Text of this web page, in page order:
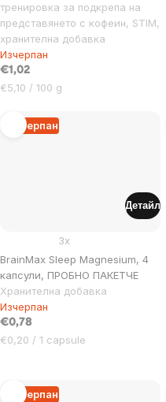
тренировка за подкрепа на
представянето с кофеин, STIM,
хранителна добавка
Изчерпан
€1,02
Цена
мярка:
€5,10 / 100 g
Изчерпан
BrainMax Sleep Magnesium, 4
капсули, ПРОБНО ПАКЕТЧЕ
Хранителна добавка
3x
Изчерпан
€0,78
Цена
€0,20 / 1 capsule
Детайл
Изчерпан